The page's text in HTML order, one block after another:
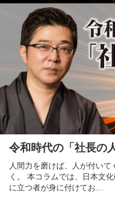
令和時代の「社長の
人間力を磨けば、人が付い
く。 本コラムでは、日本文
に立つ者が身に付けてお…